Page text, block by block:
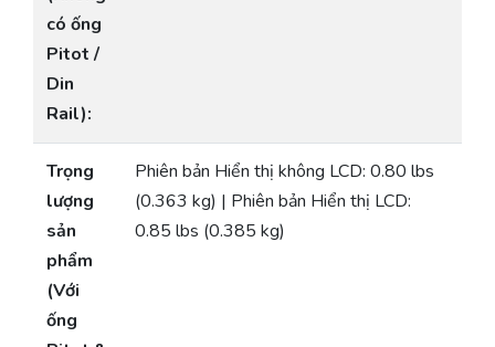
có ống
Pitot /
Din
Rail):
Trọng
lượng
sản
phẩm
(Với
ống
Phiên bản Hiển thị không LCD: 0.80 lbs
(0.363 kg) | Phiên bản Hiển thị LCD:
0.85 lbs (0.385 kg)